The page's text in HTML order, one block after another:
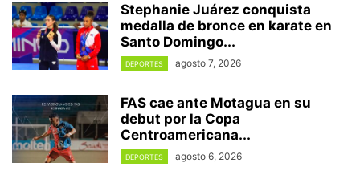
Stephanie Juárez conquista
medalla de bronce en karate en
Santo Domingo...
DEPORTES agosto 7, 2026
FAS cae ante Motagua en su
debut por la Copa
Centroamericana...
DEPORTES agosto 6, 2026